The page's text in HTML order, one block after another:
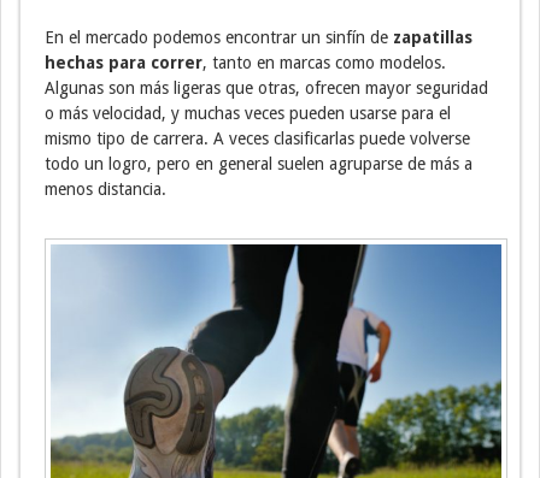
En el mercado podemos encontrar un sinfín de zapatillas
hechas para correr, tanto en marcas como modelos.
Algunas son más ligeras que otras, ofrecen mayor seguridad
o más velocidad, y muchas veces pueden usarse para el
mismo tipo de carrera. A veces clasificarlas puede volverse
todo un logro, pero en general suelen agruparse de más a
menos distancia.